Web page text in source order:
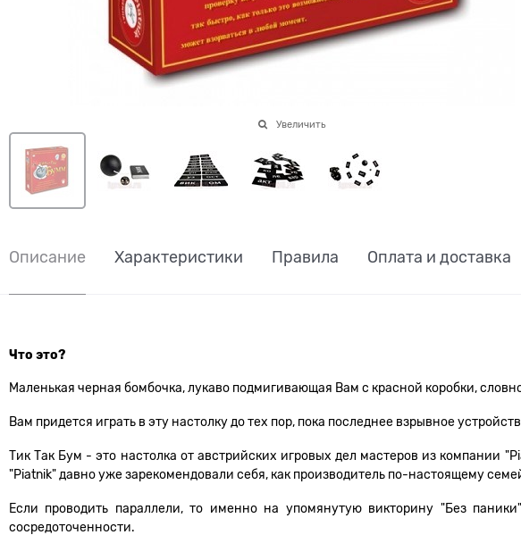
Увеличить
Описание Характеристики Правила Оплата и доставка
Что это?
Маленькая черная бомбочка, лукаво подмигивающая Вам с красной коробки,
Вам придется играть в эту настолку до тех пор, пока последнее взрывное
Тик Так Бум - это настолка от австрийских игровых дел мастеров из компании
"Piatnik" давно уже зарекомендовали себя, как производитель по-настоящему
Если проводить параллели, то именно на упомянутую викторину "Без
сосредоточенности.